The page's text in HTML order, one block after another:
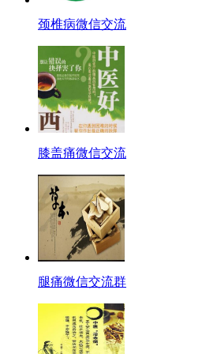
颈椎病微信交流
膝盖痛微信交流
腿痛微信交流群